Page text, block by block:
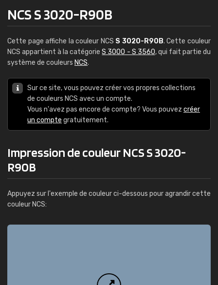
NCS S 3020-R90B
Cette page affiche la couleur NCS S 3020-R90B. Cette couleur
NCS appartient à la catégorieS 3000 - S 3560, qui fait partie du
système de couleurs NCS.
Sur ce site, vous pouvez créer vos propres collections
de couleurs NCS avec un compte.
Vous n'avez pas encore de compte? Vous pouvez créer
un compte gratuitement.
Impression de couleur NCS S 3020-
R90B
Appuyez sur l'exemple de couleur ci-dessous pour agrandir cette
couleur NCS: